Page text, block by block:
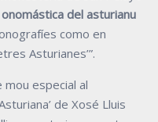
del asturianu
como en
Asturianes’”.
mou especial al
de Xosé Lluis